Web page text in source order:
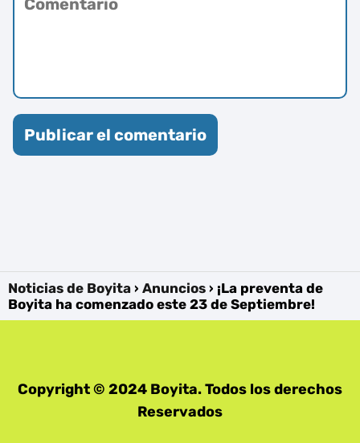
Noticias de Boyita Anuncios
¡La preventa de
Boyita ha comenzado este 23 de Septiembre!
Copyright © 2024 Boyita. Todos los derechos
Reservados